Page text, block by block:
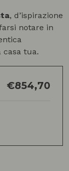
, d’ispirazione
notare in
casa tua.
€854,70